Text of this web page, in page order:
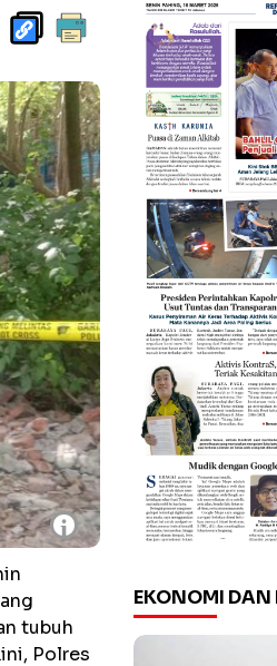
i
tubuh
Polres
EKONOMI DAN